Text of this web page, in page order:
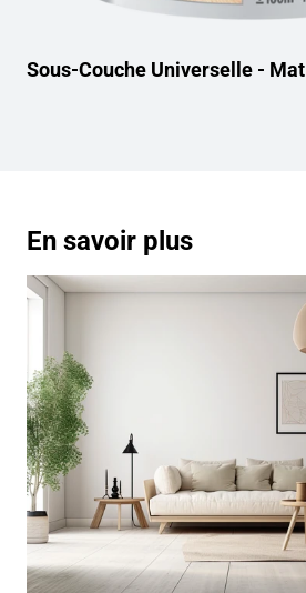
Sous-Couche Universelle - Mat
En savoir plus